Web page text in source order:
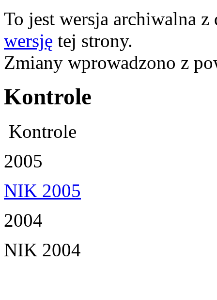
To jest wersja archiwalna
wersję tej strony.
Zmiany wprowadzono z
Kontrole
Kontrole
2005
NIK 2005
2004
NIK 2004